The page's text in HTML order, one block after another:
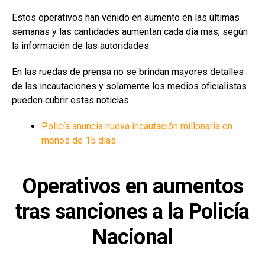
Estos operativos han venido en aumento en las últimas
semanas y las cantidades aumentan cada día más, según
la información de las autoridades.
En las ruedas de prensa no se brindan mayores detalles
de las incautaciones y solamente los medios oficialistas
pueden cubrir estas noticias.
Policía anuncia nueva incautación millonaria en
menos de 15 días
Operativos en aumentos
tras sanciones a la Policía
Nacional